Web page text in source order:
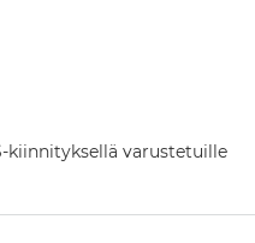
kiinnityksellä varustetuille